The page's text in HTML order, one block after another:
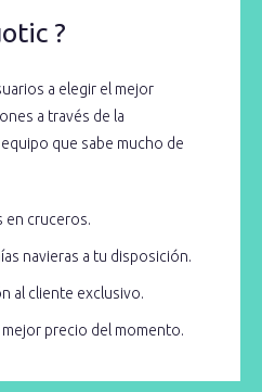
?
a elegir el mejor
a través de la
que sabe mucho de
en cruceros.
navieras a tu disposición.
al cliente exclusivo.
mejor precio del momento.